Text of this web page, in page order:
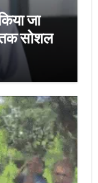
जा
तक सोशल